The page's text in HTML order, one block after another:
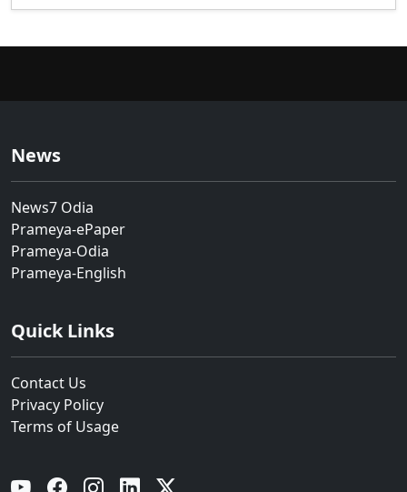
News
News7 Odia
Prameya-ePaper
Prameya-Odia
Prameya-English
Quick Links
Contact Us
Privacy Policy
Terms of Usage
YouTube Facebook Instagram Linkedin